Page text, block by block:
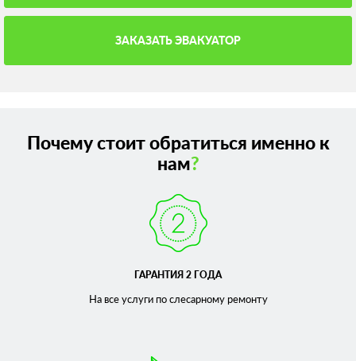
ЗАКАЗАТЬ ЭВАКУАТОР
Почему стоит обратиться именно к
нам?
ГАРАНТИЯ 2 ГОДА
На все услуги по слесарномуремонту